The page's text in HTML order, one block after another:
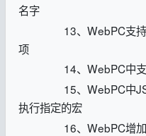
名字
13、WebPC支
项
14、WebPC中
15、WebPC中
执行指定的宏
16、WebPC增